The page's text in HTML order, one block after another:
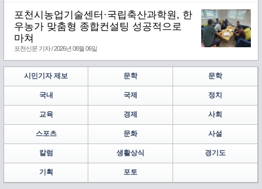
포천시농업기술센터·국립축산과학원, 한
우농가 맞춤형 종합컨설팅 성공적으로
마쳐
포천신문 기자 / 2026년 08월 06일
시민기자 제보 문학 문학
국내 국제 정치
교육 경제 사회
스포츠 문화 사설
칼럼 생활상식 경기도
기획 포토